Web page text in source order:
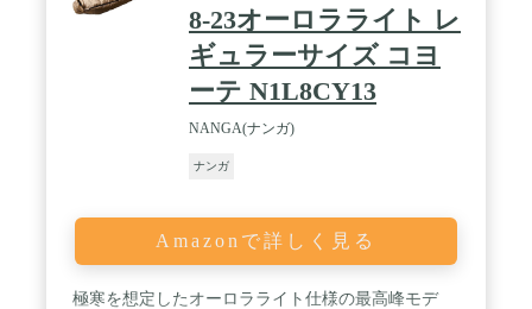
8-23オーロラライト レ
ギュラーサイズ コヨ
ーテ N1L8CY13
NANGA(ナンガ)
ナンガ
Amazonで詳しく見る
極寒を想定したオーロラライト仕様の最高峰モデ